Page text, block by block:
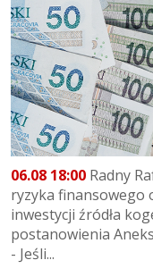
06.08 18:00 Radny
ryzyka finansowego
inwestycji źródła
postanowienia
- Jeśli...